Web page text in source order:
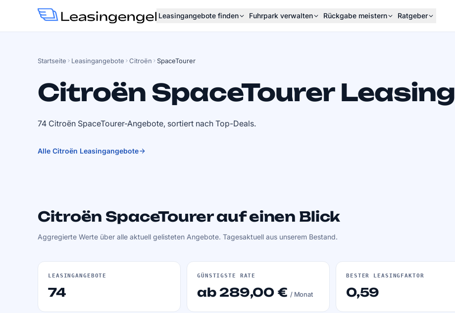
Leasingangebote finden Fuhrpark verwalten Rückgabe meistern Ratgeber
Startseite Leasingangebote Citroën SpaceTourer
Citroën SpaceTourer Leasing
74 Citroën SpaceTourer-Angebote, sortiert nach Top-Deals.
Alle Citroën Leasingangebote
Citroën SpaceTourer auf einen Blick
Aggregierte Werte über alle aktuell gelisteten Angebote. Tagesaktuell aus unserem Bestand.
LEASINGANGEBOTE
74
GÜNSTIGSTE RATE
ab 289,00 €/ Monat
BESTER LEASINGFAKTOR
0,59